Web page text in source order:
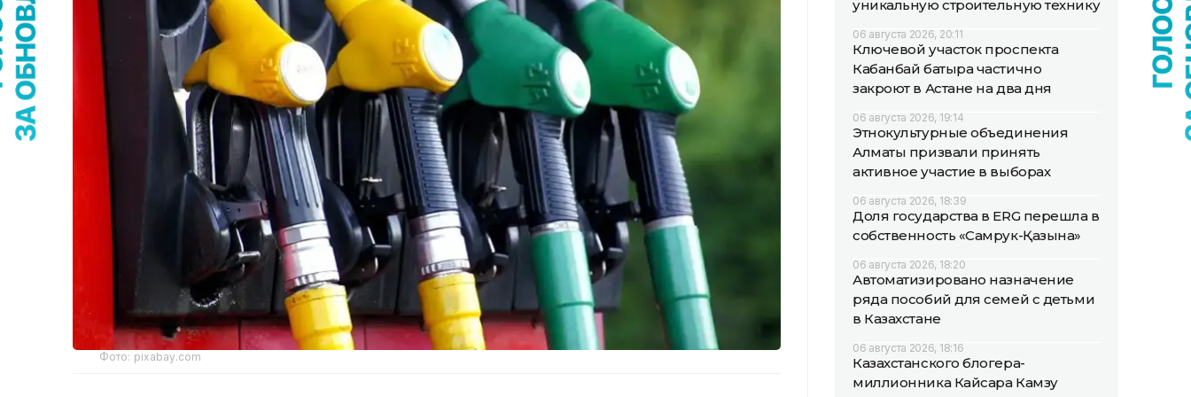
Фото: pixabay.com
уникальную строительную технику
06 августа 2026, 20:11
Ключевой участок проспекта
Кабанбай батыра частично
закроют в Астане на два дня
06 августа 2026, 19:14
Этнокультурные объединения
Алматы призвали принять
активное участие в выборах
06 августа 2026, 18:39
Доля государства в ERG перешла в
собственность «Самрук-Қазына»
06 августа 2026, 18:20
Автоматизировано назначение
ряда пособий для семей с детьми
в Казахстане
06 августа 2026, 18:16
Казахстанского блогера-
миллионника Кайсара Камзу